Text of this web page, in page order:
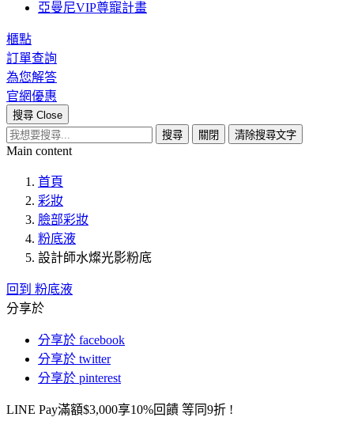
亞曼尼VIP尊寵計畫
櫃點
訂單查詢
為您解答
官網優惠
搜尋 Close
搜尋
關閉 清除搜尋文字
Main content
首頁
彩妝
臉部彩妝
粉底液
設計師水燦光影粉底
回到 粉底液
分享於
分享於 facebook
分享於 twitter
分享於 pinterest
LINE Pay滿額$3,000享10%回饋 等同9折 !